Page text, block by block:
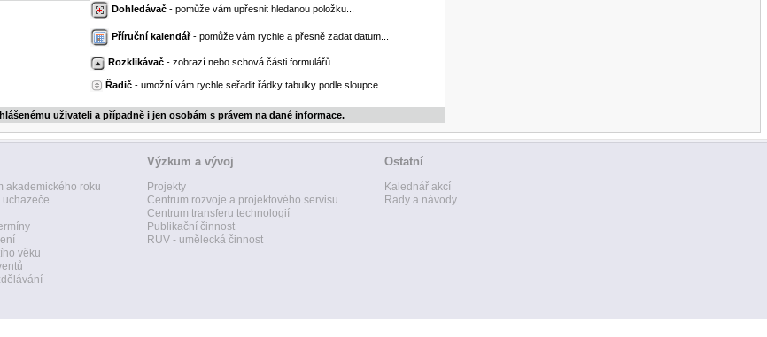
Dohledávač - pomůže vám upřesnit hledanou položku...
Příruční kalendář- pomůže vám rychle a přesně zadat datum...
Rozklikávač - zobrazí nebo schová části formulářů...
Řadič - umožní vám rychle seřadit řádky tabulky podle sloupce...
uživateli a případně i jen osobám s právem na dané informace.
akademického roku
uchazeče
věku
Výzkum a vývoj
Projekty
Centrum rozvoje a projektového servisu
Centrum transferu technologií
Publikační činnost
RUV - umělecká činnost
Ostatní
Kalednář akcí
Rady a návody